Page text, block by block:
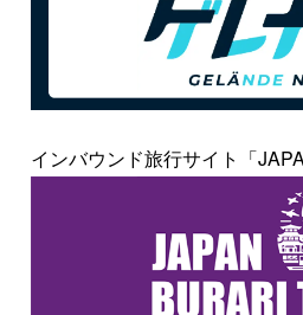
インバウンド旅行サイト「